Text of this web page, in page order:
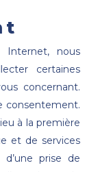
Internet, nous
certaines
concernant.
consentement.
à la première
et de services
prise de